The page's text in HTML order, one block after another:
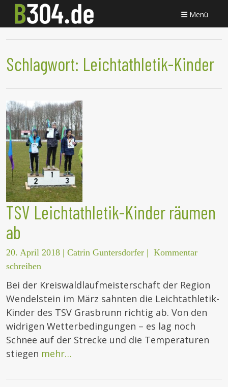
Menü
Schlagwort: Leichtathletik-Kinder
TSV Leichtathletik-Kinder räumen
ab
20. April 2018 | Catrin Guntersdorfer | Kommentar
schreiben
Bei der Kreiswaldlaufmeisterschaft der Region
Wendelstein im März sahnten die Leichtathletik-
Kinder des TSV Grasbrunn richtig ab. Von den
widrigen Wetterbedingungen – es lag noch
Schnee auf der Strecke und die Temperaturen
stiegen mehr…